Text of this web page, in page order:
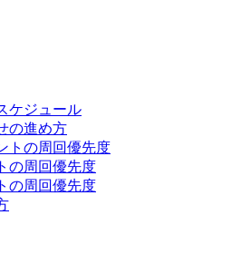
ケジュール
の進め方
トの周回優先度
の周回優先度
の周回優先度